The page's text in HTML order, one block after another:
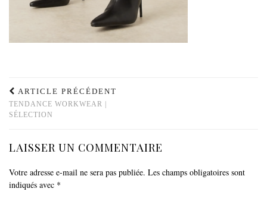
ARTICLE PRÉCÉDENT
TENDANCE WORKWEAR |
SÉLECTION
LAISSER UN COMMENTAIRE
Votre adresse e-mail ne sera pas publiée. Les champs obligatoires sont
indiqués avec *